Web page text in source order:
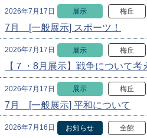
2026年7月17日 展示 梅丘
7月 [一般展示] スポーツ！
2026年7月17日 展示 梅丘
【７・8月展示】戦争について考
2026年7月17日 展示 梅丘
7月 [一般展示] 平和について
2026年7月16日 お知らせ 全館